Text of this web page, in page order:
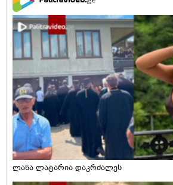
ლანა ლატარია დაკრძალეს